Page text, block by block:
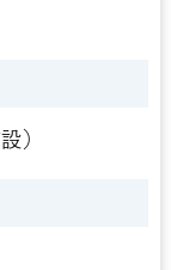
）